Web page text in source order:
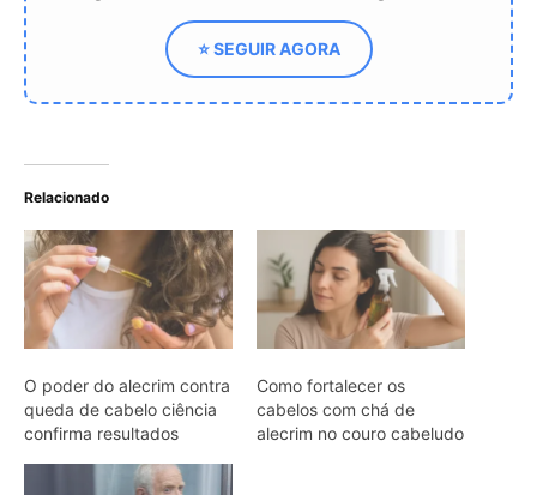
queda de cabelo ciência
confirma resultados
cabelos com chá de
alecrim no couro cabeludo
Por que ficamos com
cabelos brancos ao longo
do tempo e como evitar
Peixe cachorro utiliza presas inferiores
segurar presas em águas da Amazônia